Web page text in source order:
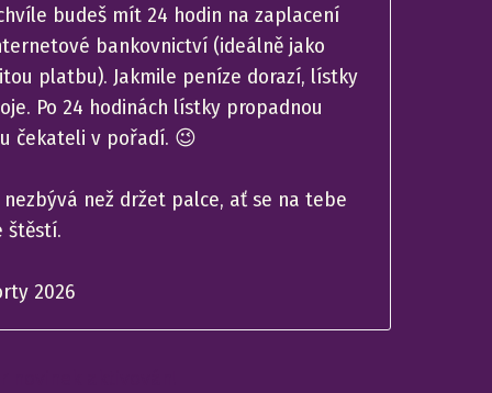
budeš mít 24 hodin na zaplacení
bankovnictví (ideálně jako
platbu). Jakmile peníze dorazí, lístky
Po 24 hodinách lístky propadnou
čekateli v pořadí. 😉
nezbývá než držet palce, ať se na tebe
štěstí.
2026